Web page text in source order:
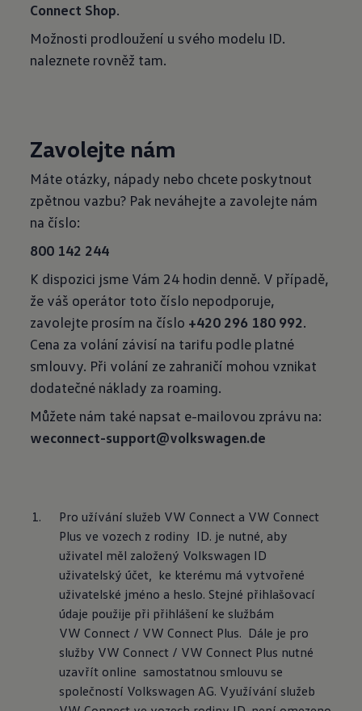
Connect Shop.
Možnosti prodloužení u svého modelu ID.
naleznete rovněž tam.
Zavolejte nám
Máte otázky, nápady nebo chcete poskytnout
zpětnou vazbu? Pak neváhejte a zavolejte nám
na číslo:
800 142 244
K dispozici jsme Vám 24 hodin denně. V případě,
že váš operátor toto číslo nepodporuje,
zavolejte prosím na číslo +420 296 180 992.
Cena za volání závisí na tarifu podle platné
smlouvy. Při volání ze zahraničí mohou vznikat
dodatečné náklady za roaming.
weconnect-support@volkswagen.de
Pro užívání služeb VW Connect a VW Connect
Plus ve vozech z rodiny  ID. je nutné, aby
uživatel měl založený Volkswagen ID
uživatelský účet,  ke kterému má vytvořené
uživatelské jméno a heslo. Stejné přihlašovací
údaje použije při přihlášení ke službám
VW Connect / VW Connect Plus.  Dále je pro
služby VW Connect / VW Connect Plus nutné
uzavřít online  samostatnou smlouvu se
společností Volkswagen AG. Využívání služeb